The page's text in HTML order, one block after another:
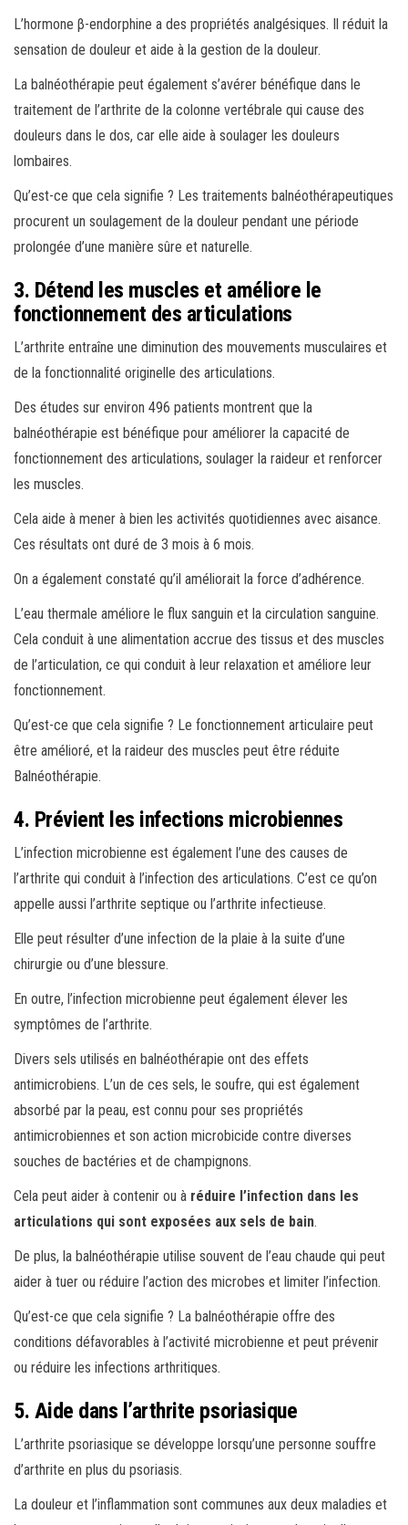
L’hormone β-endorphine a des propriétés analgésiques. Il réduit la
sensation de douleur et aide à la gestion de la douleur.
La balnéothérapie peut également s’avérer bénéfique dans le
traitement de l’arthrite de la colonne vertébrale qui cause des
douleurs dans le dos, car elle aide à soulager les douleurs
lombaires.
Qu’est-ce que cela signifie ? Les traitements balnéothérapeutiques
procurent un soulagement de la douleur pendant une période
prolongée d’une manière sûre et naturelle.
3. Détend les muscles et améliore le
fonctionnement des articulations
L’arthrite entraîne une diminution des mouvements musculaires et
de la fonctionnalité originelle des articulations.
Des études sur environ 496 patients montrent que la
balnéothérapie est bénéfique pour améliorer la capacité de
fonctionnement des articulations, soulager la raideur et renforcer
les muscles.
Cela aide à mener à bien les activités quotidiennes avec aisance.
Ces résultats ont duré de 3 mois à 6 mois.
On a également constaté qu’il améliorait la force d’adhérence.
L’eau thermale améliore le flux sanguin et la circulation sanguine.
Cela conduit à une alimentation accrue des tissus et des muscles
de l’articulation, ce qui conduit à leur relaxation et améliore leur
fonctionnement.
Qu’est-ce que cela signifie ? Le fonctionnement articulaire peut
être amélioré, et la raideur des muscles peut être réduite
Balnéothérapie.
4. Prévient les infections microbiennes
L’infection microbienne est également l’une des causes de
l’arthrite qui conduit à l’infection des articulations. C’est ce qu’on
appelle aussi l’arthrite septique ou l’arthrite infectieuse.
Elle peut résulter d’une infection de la plaie à la suite d’une
chirurgie ou d’une blessure.
En outre, l’infection microbienne peut également élever les
symptômes de l’arthrite.
Divers sels utilisés en balnéothérapie ont des effets
antimicrobiens. L’un de ces sels, le soufre, qui est également
absorbé par la peau, est connu pour ses propriétés
antimicrobiennes et son action microbicide contre diverses
souches de bactéries et de champignons.
Cela peut aider à contenir ou à réduire l’infection dans les
articulations qui sont exposées aux sels de bain.
De plus, la balnéothérapie utilise souvent de l’eau chaude qui peut
aider à tuer ou réduire l’action des microbes et limiter l’infection.
Qu’est-ce que cela signifie ? La balnéothérapie offre des
conditions défavorables à l’activité microbienne et peut prévenir
ou réduire les infections arthritiques.
5. Aide dans l’arthrite psoriasique
L’arthrite psoriasique se développe lorsqu’une personne souffre
d’arthrite en plus du psoriasis.
La douleur et l’inflammation sont communes aux deux maladies et